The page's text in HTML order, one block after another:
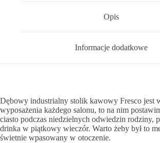
Opis
Informacje dodatkowe
Dębowy industrialny stolik kawowy Fresco jest
wyposażenia każdego salonu, to na nim
ciasto podczas niedzielnych odwiedzin rodziny,
drinka w piątkowy wieczór. Warto żeby był to
świetnie wpasowany w otoczenie.